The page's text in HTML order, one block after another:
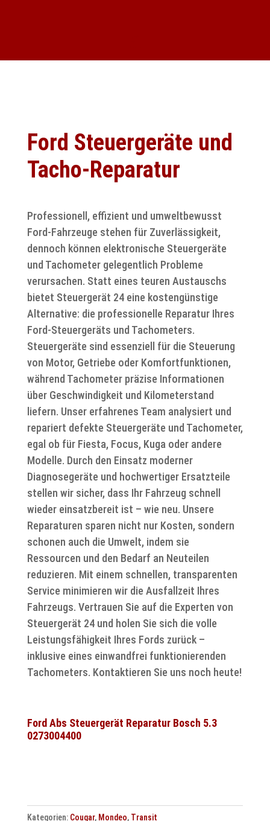
Ford Steuergeräte und
Tacho-Reparatur
Professionell, effizient und umweltbewusst
Ford-Fahrzeuge stehen für Zuverlässigkeit,
dennoch können elektronische Steuergeräte
und Tachometer gelegentlich Probleme
verursachen. Statt eines teuren Austauschs
bietet Steuergerät 24 eine kostengünstige
Alternative: die professionelle Reparatur Ihres
Ford-Steuergeräts und Tachometers.
Steuergeräte sind essenziell für die Steuerung
von Motor, Getriebe oder Komfortfunktionen,
während Tachometer präzise Informationen
über Geschwindigkeit und Kilometerstand
liefern. Unser erfahrenes Team analysiert und
repariert defekte Steuergeräte und Tachometer,
egal ob für Fiesta, Focus, Kuga oder andere
Modelle. Durch den Einsatz moderner
Diagnosegeräte und hochwertiger Ersatzteile
stellen wir sicher, dass Ihr Fahrzeug schnell
wieder einsatzbereit ist – wie neu. Unsere
Reparaturen sparen nicht nur Kosten, sondern
schonen auch die Umwelt, indem sie
Ressourcen und den Bedarf an Neuteilen
reduzieren. Mit einem schnellen, transparenten
Service minimieren wir die Ausfallzeit Ihres
Fahrzeugs. Vertrauen Sie auf die Experten von
Steuergerät 24 und holen Sie sich die volle
Leistungsfähigkeit Ihres Fords zurück –
inklusive eines einwandfrei funktionierenden
Tachometers. Kontaktieren Sie uns noch heute!
Ford Abs Steuergerät Reparatur Bosch 5.3
0273004400
Kategorien: Cougar, Mondeo, Transit